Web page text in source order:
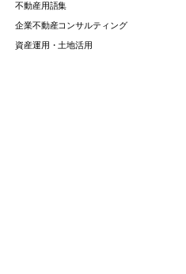
不動産用語集
企業不動産コンサルティング
資産運用・土地活用